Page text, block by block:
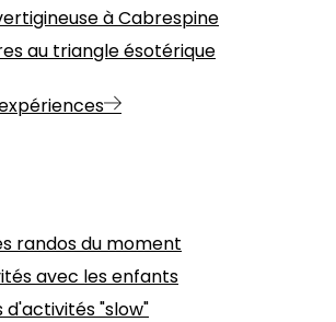
à Cabrespine
au triangle ésotérique
randos du moment
avec les enfants
d'activités "slow"